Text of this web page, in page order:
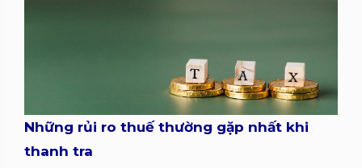
Những rủi ro thuế thường gặp nhất khi
thanh tra